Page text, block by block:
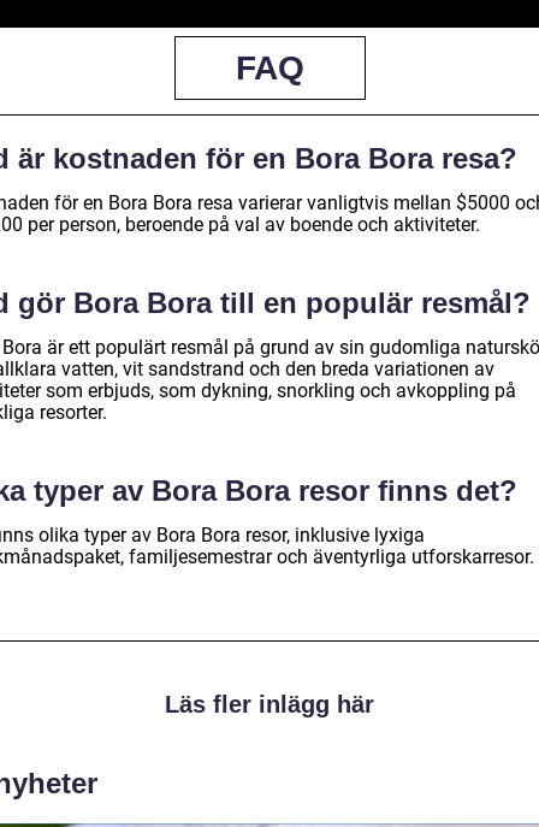
FAQ
är kostnaden för en Bora Bora resa?
för en Bora Bora resa varierar vanligtvis mellan $5000
per person, beroende på val av boende och aktiviteter.
gör Bora Bora till en populär resmål?
är ett populärt resmål på grund av sin gudomliga
vatten, vit sandstrand och den breda variationen av
som erbjuds, som dykning, snorkling och avkoppling på
resorter.
typer av Bora Bora resor finns det?
olika typer av Bora Bora resor, inklusive lyxiga
familjesemestrar och äventyrliga utforskarresor.
Läs fler inlägg här